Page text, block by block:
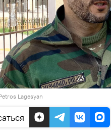
Lagesyan